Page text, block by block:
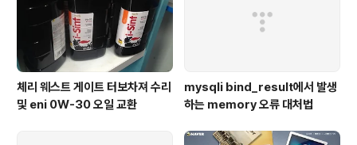
체리 웨스트 게이트 터보차져 수리
및 eni 0W-30 오일 교환
mysqli bind_result에서 발생
하는 memory 오류 대처법